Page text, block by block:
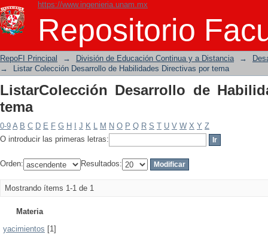
https://www.ingenieria.unam.mx
Repositorio
ListarColección Desarrollo de
RepoFI Principal → División de Educación Continua y a Distancia →
→
Listar Colección Desarrollo de Habilidades Directivas por tema
ListarColección Desarrollo de
tema
0-9 A B C D E F G H J K L M N O P Q R S T U V W X Y Z
O introducir las primeras letras:
Orden: Resultados:
Mostrando ítems 1-1 de 1
Materia
yacimientos [1]